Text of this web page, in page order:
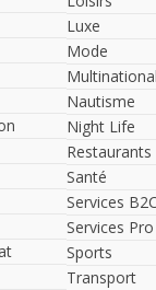
Luxe
Mode
Nautisme
Night Life
Restaurants
Santé
Services B2C
Services Pro
Sports
Transport